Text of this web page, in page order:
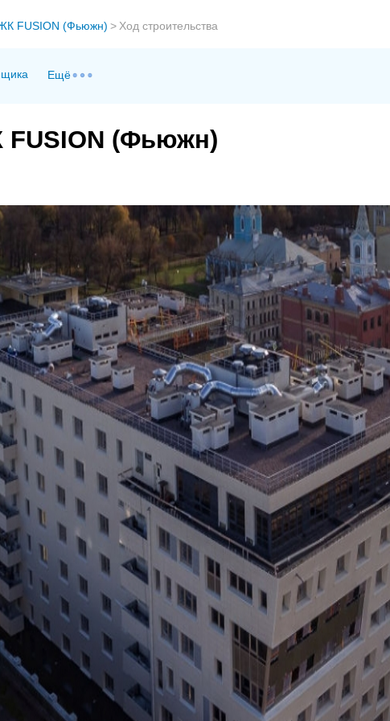
FUSION (Фьюжн) > Ход строительства
Ещё
FUSION (Фьюжн)